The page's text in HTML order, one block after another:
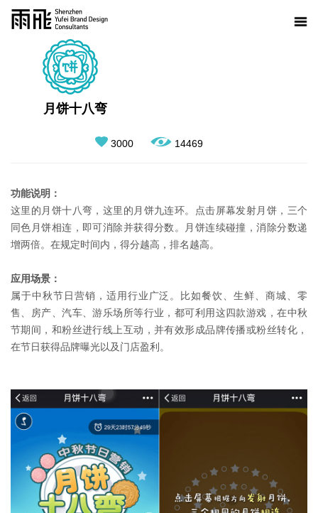
月饼十八弯
3000 14469
功能说明：
这里的月饼十八弯，这里的月饼九连环。点击屏幕发射月饼，三个
同色月饼相连，即可消除并获得分数。月饼连续碰撞，消除分数递
增两倍。在规定时间内，得分越高，排名越高。
应用场景：
属于中秋节日营销，适用行业广泛。比如餐饮、生鲜、商城、零
售、房产、汽车、游乐场所等行业，都可利用这四款游戏，在中秋
节期间，和粉丝进行线上互动，并有效形成品牌传播或粉丝转化，
在节日获得品牌曝光以及门店盈利。